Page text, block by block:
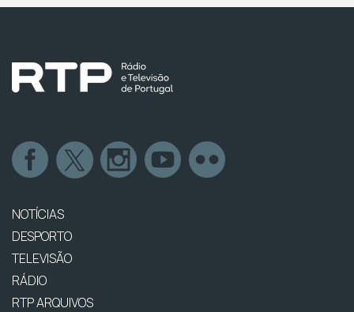
NOTÍCIAS
DESPORTO
TELEVISÃO
RÁDIO
RTP ARQUIVOS